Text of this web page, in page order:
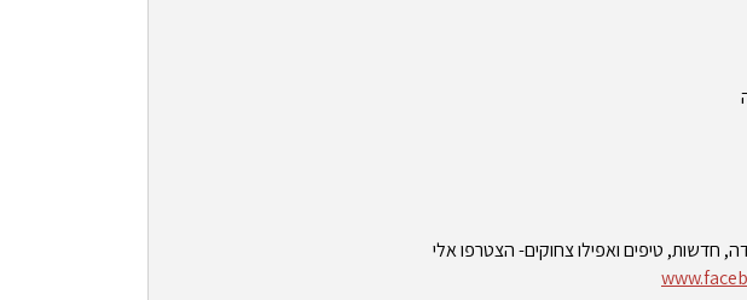
חדשות, טיפים ואפילו צחוקים- הצטרפו אלי